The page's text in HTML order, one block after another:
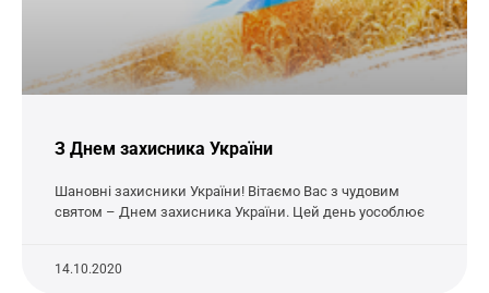
З Днем захисника України
Шановні захисники України! Вітаємо Вас з чудовим
святом – Днем захисника України. Цей день уособлює
14.10.2020